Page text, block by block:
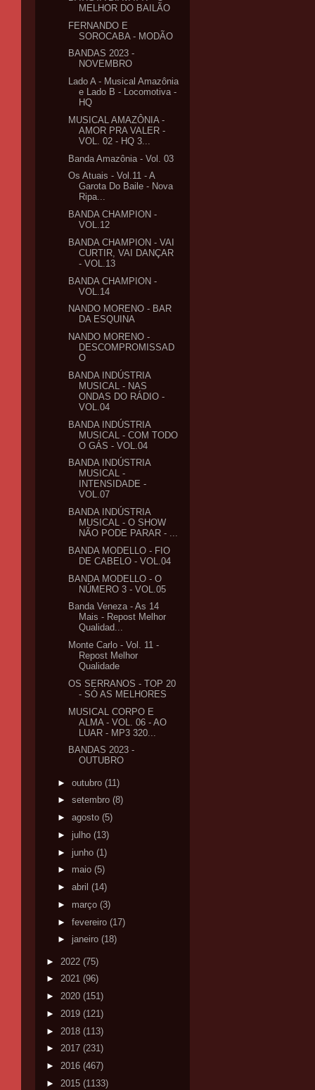
MELHOR DO BAILÃO
FERNANDO E
SOROCABA - MODÃO
BANDAS 2023 -
NOVEMBRO
Lado A - Musical Amazônia
e Lado B - Locomotiva -
HQ
MUSICAL AMAZÔNIA -
AMOR PRA VALER -
VOL. 02 - HQ 3...
Banda Amazônia - Vol. 03
Os Atuais - Vol.11 - A
Garota Do Baile - Nova
Ripa...
BANDA CHAMPION -
VOL.12
BANDA CHAMPION - VAI
CURTIR, VAI DANÇAR
- VOL.13
BANDA CHAMPION -
VOL.14
NANDO MORENO - BAR
DA ESQUINA
NANDO MORENO -
DESCOMPROMISSAD
O
BANDA INDÚSTRIA
MUSICAL - NAS
ONDAS DO RÁDIO -
VOL.04
BANDA INDÚSTRIA
MUSICAL - COM TODO
O GÁS - VOL.04
BANDA INDÚSTRIA
MUSICAL -
INTENSIDADE -
VOL.07
BANDA INDÚSTRIA
MUSICAL - O SHOW
NÃO PODE PARAR - ...
BANDA MODELLO - FIO
DE CABELO - VOL.04
BANDA MODELLO - O
NÚMERO 3 - VOL.05
Banda Veneza - As 14
Mais - Repost Melhor
Qualidad...
Monte Carlo - Vol. 11 -
Repost Melhor
Qualidade
OS SERRANOS - TOP 20
- SÓ AS MELHORES
MUSICAL CORPO E
ALMA - VOL. 06 - AO
LUAR - MP3 320...
BANDAS 2023 -
OUTUBRO
► outubro (11)
► setembro (8)
► agosto (5)
► julho (13)
► junho (1)
► maio (5)
► abril (14)
► março (3)
► fevereiro (17)
► janeiro (18)
► 2022 (75)
► 2021 (96)
► 2020 (151)
► 2019 (121)
► 2018 (113)
► 2017 (231)
► 2016 (467)
► 2015 (1133)